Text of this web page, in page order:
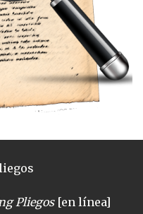
Pliegos[en línea]